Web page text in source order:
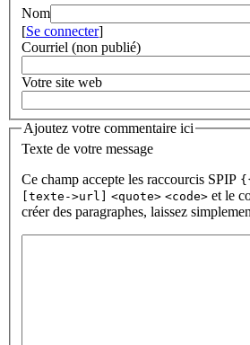
Nom
[Se connecter]
Courriel (non publié)
Votre site web
Ajoutez votre commentaire ici
Texte de votre message
Ce champ accepte les raccourcis SPIP
[texte->url]
<quote> <code> et le
créer des paragraphes, laissez